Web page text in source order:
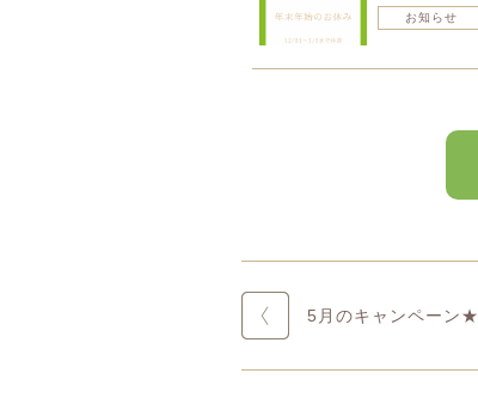
お知らせ
5月のキャンペーン★